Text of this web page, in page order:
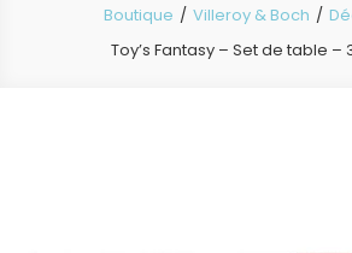
Boutique Villeroy & Boch
Toy’s Fantasy – Set de table –